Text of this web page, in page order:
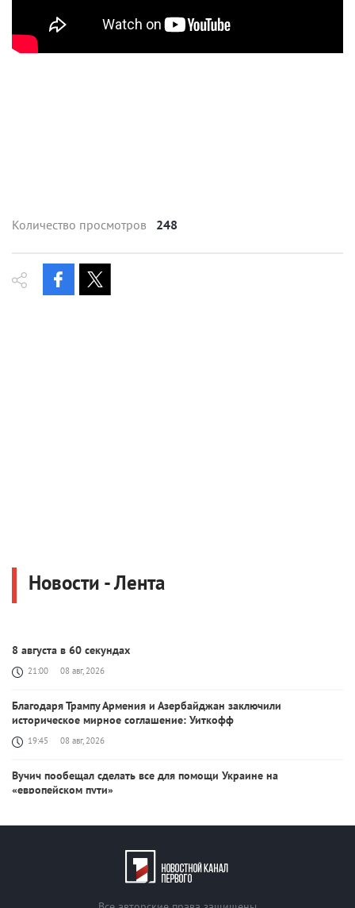
Количество просмотров 248
Новости - Лента
8 августа в 60 секундах
21:00 08 авг, 2026
Благодаря Трампу Армения и Азербайджан заключили
историческое мирное соглашение: Уиткофф
19:45 08 авг, 2026
Вучич пообещал сделать все для помощи Украине на
«европейском пути»